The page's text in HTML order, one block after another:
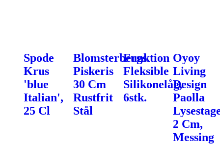
Spode
Krus
'blue
Italian',
25 Cl
Blomsterbergs
Piskeris
30 Cm
Rustfrit
Stål
Funktion
Fleksible
Silikonelåg,
6stk.
Oyoy
Living
Design
Paolla
2 Cm,
Messing